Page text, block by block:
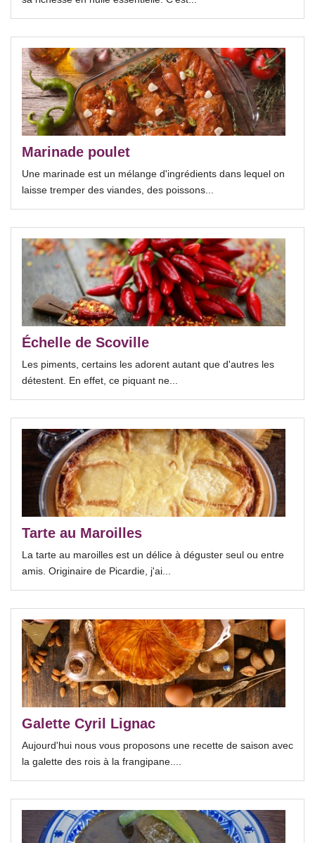
Marinade poulet
Une marinade est un mélange d'ingrédients dans lequel on
laisse tremper des viandes, des poissons...
Échelle de Scoville
Les piments, certains les adorent autant que d'autres les
détestent. En effet, ce piquant ne...
Tarte au Maroilles
La tarte au maroilles est un délice à déguster seul ou entre
amis. Originaire de Picardie, j'ai...
Galette Cyril Lignac
Aujourd'hui nous vous proposons une recette de saison avec
la galette des rois à la frangipane....